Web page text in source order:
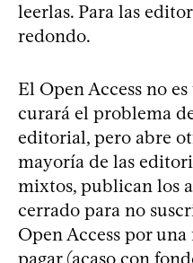
leerlas. Para las
redondo.
El Open Access no
curará el problema
editorial, pero abre
mayoría de las
mixtos, publican los
cerrado para no
Open Access por
pagar (acaso con